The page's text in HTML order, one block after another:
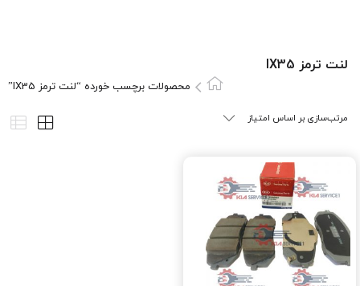
لنت ترمز IX35
محصولات برچسب خورده “لنت ترمز IX35”